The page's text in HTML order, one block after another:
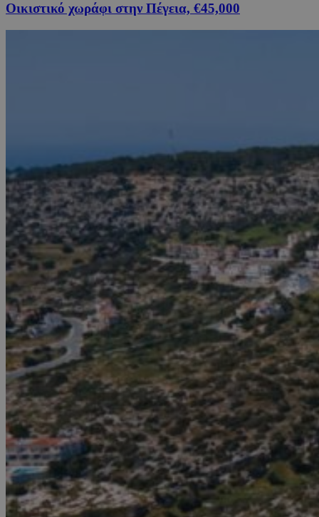
Οικιστικό χωράφι στην Πέγεια, €45,000